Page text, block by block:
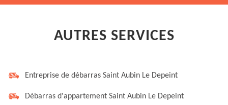
AUTRES SERVICES
Entreprise de débarras Saint Aubin Le Depeint
Débarras d'appartement Saint Aubin Le Depeint